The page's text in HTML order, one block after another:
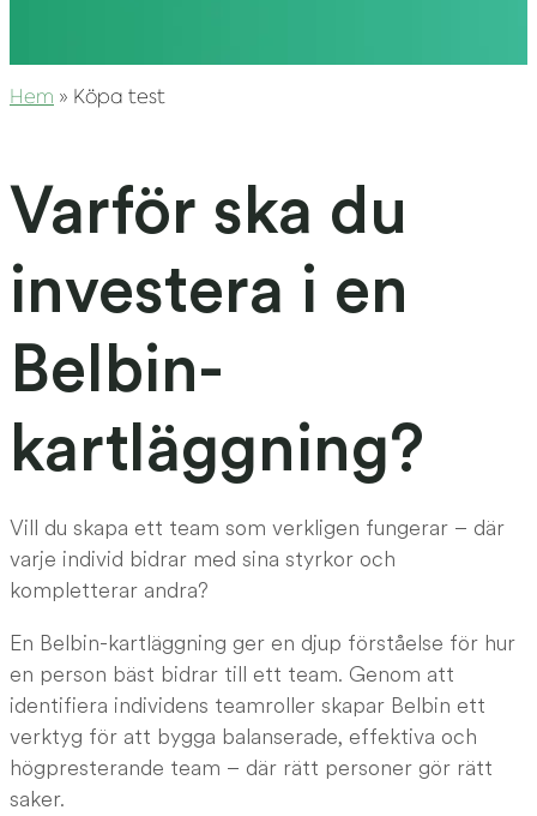
Hem » Köpa test
Varför ska du
investera i en
Belbin-
kartläggning?
Vill du skapa ett team som verkligen fungerar – där
varje individ bidrar med sina styrkor och
kompletterar andra?
En Belbin-kartläggning ger en djup förståelse för hur
en person bäst bidrar till ett team. Genom att
identifiera individens teamroller skapar Belbin ett
verktyg för att bygga balanserade, effektiva och
högpresterande team – där rätt personer gör rätt
saker.